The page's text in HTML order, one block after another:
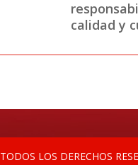
calidad y
TODOS LOS DERECHOS